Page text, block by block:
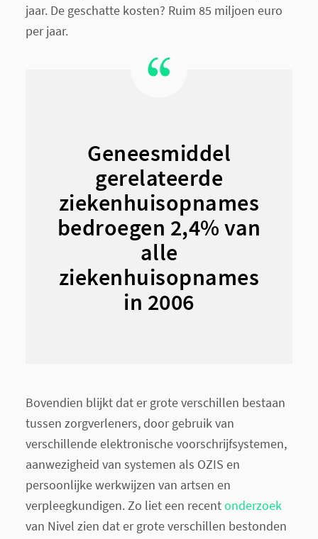
jaar. De geschatte kosten? Ruim 85 miljoen euro
per jaar.
Geneesmiddel
gerelateerde
ziekenhuisopnames
bedroegen 2,4% van
alle
ziekenhuisopnames
in 2006
Bovendien blijkt dat er grote verschillen bestaan
tussen zorgverleners, door gebruik van
verschillende elektronische voorschrijfsystemen,
aanwezigheid van systemen als OZIS en
persoonlijke werkwijzen van artsen en
verpleegkundigen. Zo liet een recentonderzoek
van Nivel zien dat er grote verschillen bestonden